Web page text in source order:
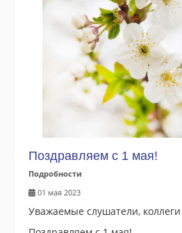
Заказчики и партнеры
Материально-техническая
Документы
Нормативные документы
Лицензия и свидетельство
Скачать квитанцию
Календарный учебный
Поздравляем с 1 мая!
Подробности
01 мая 2023
Уважаемые слушатели,